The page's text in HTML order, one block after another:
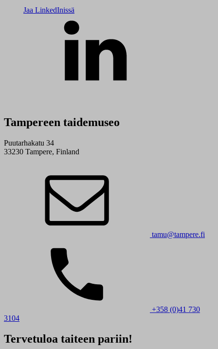
Jaa LinkedInissä
Tampereen taidemuseo
Puutarhakatu 34
33230 Tampere, Finland
tamu@tampere.fi
+358 (0)41 730
3104
Tervetuloa taiteen pariin!